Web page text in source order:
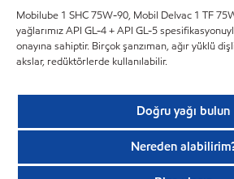
Mobilube 1 SHC 75W-90, Mobil Delvac 1 TF
yağlarımız API GL-4 + API GL-5
onayına sahiptir. Birçok şanzıman, ağır yüklü
akslar, redüktörlerde kullanılabilir.
Doğru yağı bulun
Nereden